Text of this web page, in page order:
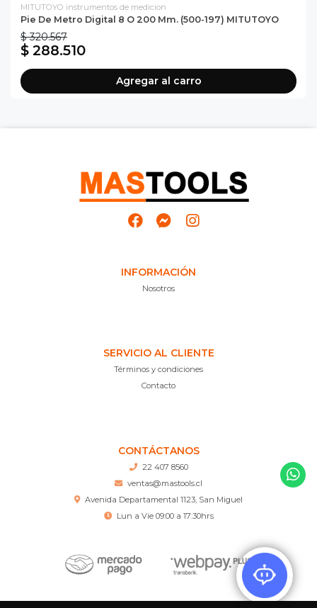
MITUTOYO instrumentos de medicion
Pie De Metro Digital 8 O 200 Mm. (500-197) MITUTOYO
$ 320.567
$ 288.510
Agregar al carro
INFORMACIÓN
Nosotros
SERVICIO AL CLIENTE
Términos y condiciones
Contacto
CONTÁCTANOS
22 407 8560
ventas@mastools.cl
Avenida Departamental 1123, San Miguel
Lun a Vie 09:00 a 17:30hrs